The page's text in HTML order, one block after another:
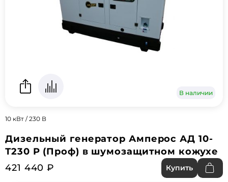
В наличии
10 кВт / 230 В
Дизельный генератор Амперос АД 10-
Т230 P (Проф) в шумозащитном кожухе
421 440 ₽
Купить